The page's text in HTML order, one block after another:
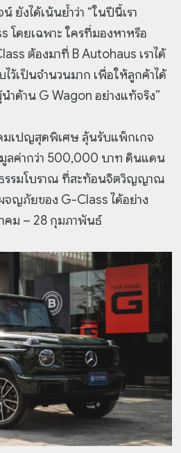
ยังได้เน้นย้ำว่า “ในปีนี้เรา
โดยเฉพาะ ใครที่มองหาหรือ
ต้องมาที่ B Autohaus เราได้
ว้เป็นจำนวนมาก เพื่อให้ลูกค้าได้
ำด้าน G Wagon อย่างแท้จริง”
มเปญสุดพิเศษ ลุ้นรับแพ็กเกจ
ลค่ากว่า 500,000 บาท ดินแดน
ธรรมโบราณ ที่สะท้อนจิตวิญญาณ
จญภัยของ G-Class ได้อย่าง
คม – 28 กุมภาพันธ์